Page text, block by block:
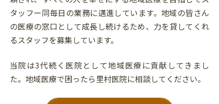
タッフー同毎日の業務に邁進しています。地域の皆さん
の医療の窓口として成長し続けるため、力を貸してくれ
るスタッフを募集しています。
当院は3代続く医院として地域医療に貢献してきまし
た。地域医療で困ったら里村医院に相談してください。